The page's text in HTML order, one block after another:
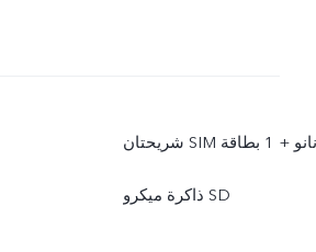
شريحتان SIM نانو + 1 بطاقة
ذاكرة ميكرو SD